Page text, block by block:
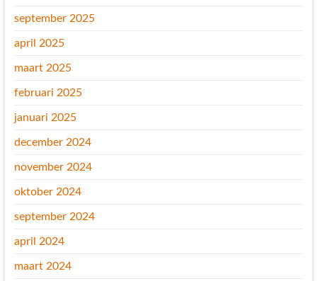
september 2025
april 2025
maart 2025
februari 2025
januari 2025
december 2024
november 2024
oktober 2024
september 2024
april 2024
maart 2024